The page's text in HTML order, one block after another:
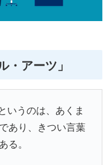
・アーツ」
いうのは、あくま
あり、きつい言葉
る。